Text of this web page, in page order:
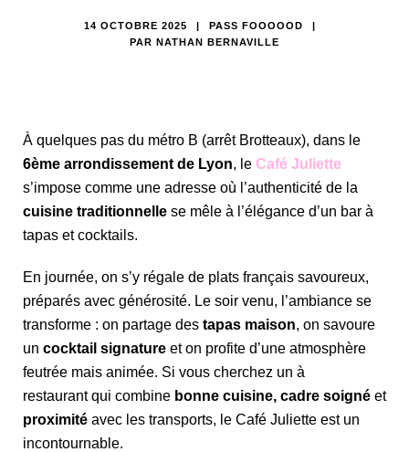
14 OCTOBRE 2025
PASS FOOOOOD
PAR NATHAN BERNAVILLE
À quelques pas du métro B (arrêt Brotteaux), dans le
6ème arrondissement de Lyon, le Café Juliette
s’impose comme une adresse où l’authenticité de la
cuisine traditionnelle se mêle à l’élégance d’un bar à
tapas et cocktails.
En journée, on s’y régale de plats français savoureux,
préparés avec générosité. Le soir venu, l’ambiance se
transforme : on partage des tapas maison, on savoure
un cocktail signature et on profite d’une atmosphère
feutrée mais animée. Si vous cherchez un à
restaurantqui combine bonne cuisine, cadre soigné et
proximité avec les transports, le Café Juliette est un
incontournable.